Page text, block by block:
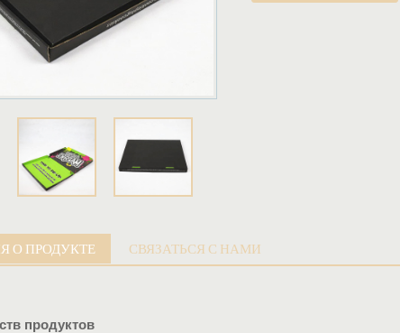
О ПРОДУКТЕ СВЯЗАТЬСЯ С НАМИ
продуктов